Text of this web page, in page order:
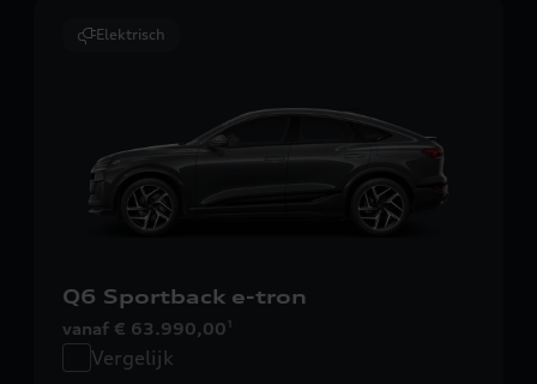
Elektrisch
Q6 Sportback e-tron
vanaf € 63.990,00 1
Vergelijk